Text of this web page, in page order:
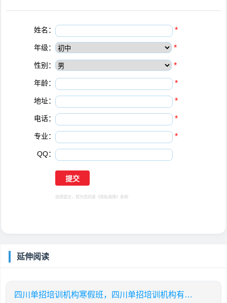
姓名： *
年级： *
性别： *
年龄： *
地址： *
电话： *
专业： *
QQ：
选择提交，视为您同意 《隐私保障》 条例
延伸阅读
四川单招培训机构寒假班，四川单招培训机构有哪些